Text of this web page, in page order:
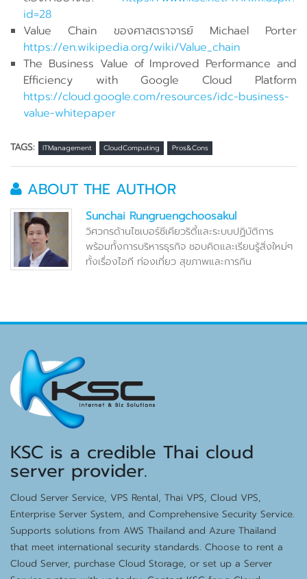
id=28
Value Chain ของศาสตราจารย์ Michael Porter
https://en.wikipedia.org/wiki/Value_chain
The Business Value of Improved Performance and
Efficiency with Google Cloud Platform
https://cloud.google.com/resources/idc-business-
value-whitepaper
TAGS: ITManagement CloudComputing Pros&Cons
ABOUT THE AUTHOR
Sunchai Rungruengchoosakul
วิศวกรด้านไซเบอร์ซีเคียวริตี้และระบบปฏิบัติการ
พร้อมทั้งการบริหารธุรกิจ ชอบคิดและเรียนรู้สิ่งใหม่ๆ
ทั้งเรื่องไอที ท่องเที่ยว สุขภาพและการกิน
KSC is a credible Thai cloud
server provider.
Cloud Server Service, VPS Rental, Thai VPS, Cloud VPS,
Enterprise Server System, and Comprehensive Security Service.
Supports solutions from AWS Thailand and Azure Thailand
that meet international security standards. Choose to rent a
Cloud Server, purchase Cloud Storage, or set up a Server